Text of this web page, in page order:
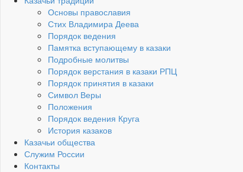
Основы православия
Стих Владимира Деева
Порядок ведения
Памятка вступающему в казаки
Подробные молитвы
Порядок верстания в казаки РПЦ
Порядок принятия в казаки
Символ Веры
Положения
Порядок ведения Круга
История казаков
Казачьи общества
Служим России
Контакты